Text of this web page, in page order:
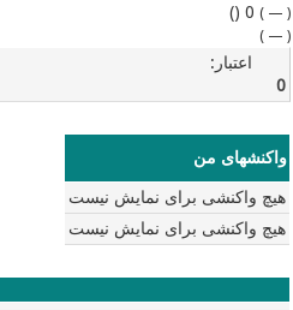
(
—
)
0 ()
(
—
)
اعتبار:
0
واکنشهای من
هیچ واکنشی برای نمایش نیست
هیچ واکنشی برای نمایش نیست